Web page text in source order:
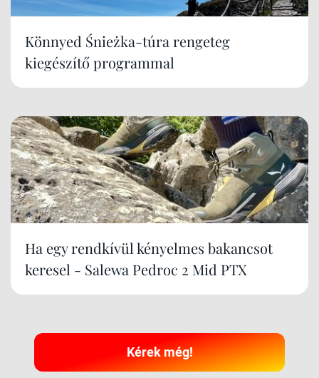
Könnyed Śnieżka-túra rengeteg
kiegészítő programmal
Ha egy rendkívül kényelmes bakancsot
keresel - Salewa Pedroc 2 Mid PTX
Kérek még!